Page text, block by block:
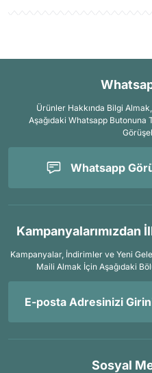
Ürünler Hakkında Bilgi
Aşağıdaki Whatsapp
Whatsapp
Kampanyalarımızdan
Kampanyalar, İndirimler ve Yeni
Maili Almak İçin Aşağıdaki
Sosyal